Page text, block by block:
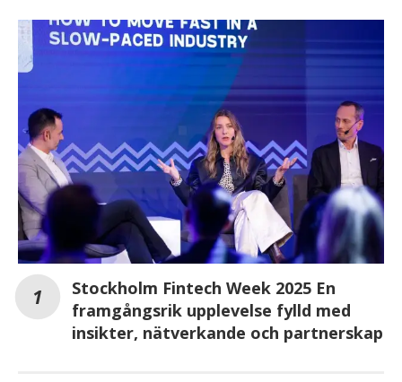
Stockholm Fintech Week 2025 En
framgångsrik upplevelse fylld med
insikter, nätverkande och partnerskap